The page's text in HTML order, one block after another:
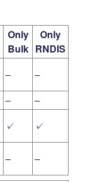
Only
Bulk
Only
RNDIS
–
–
–
–
✓
✓
– –